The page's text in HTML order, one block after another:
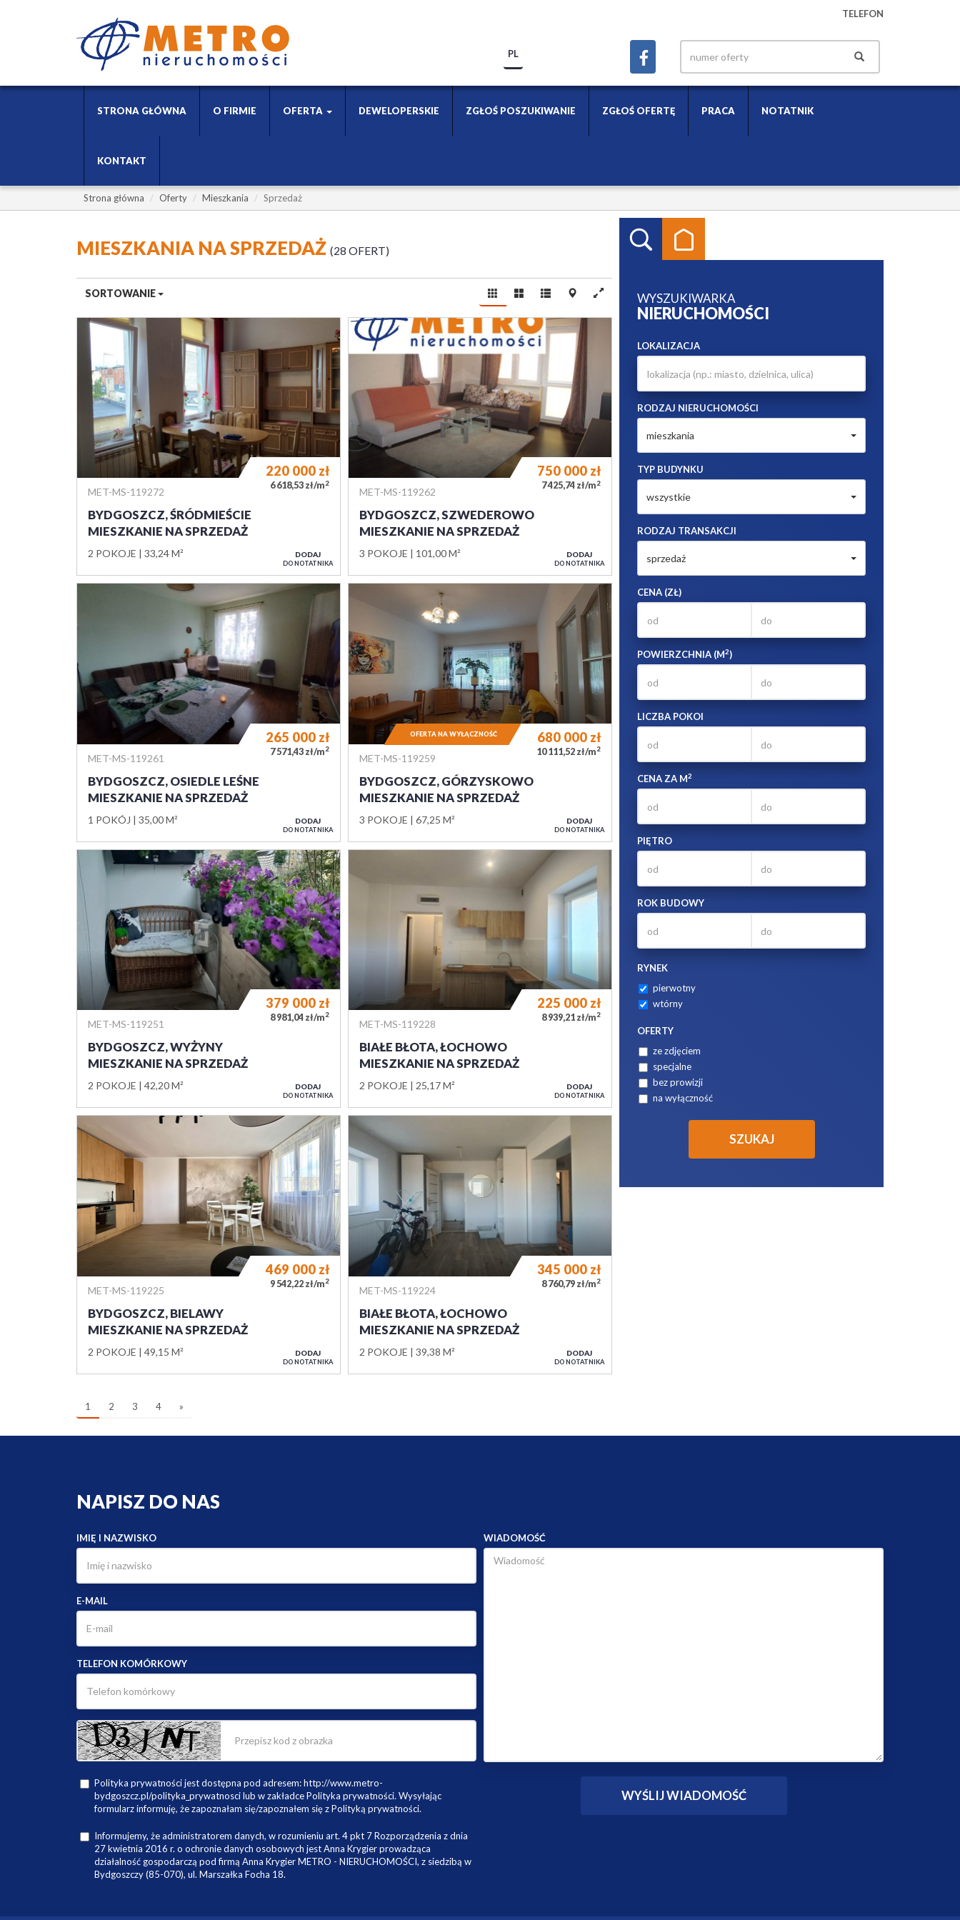
TELEFON
PL
STRONA GŁÓWNA O FIRMIE OFERTA DEWELOPERSKIE ZGŁOŚ POSZUKIWANIE ZGŁOŚ OFERTĘ PRACA NOTATNIK
KONTAKT
Strona główna Oferty Mieszkania Sprzedaż
WYSZUKIWARKA
NIERUCHOMOŚCI
LOKALIZACJA
RODZAJ NIERUCHOMOŚCI
mieszkania
TYP BUDYNKU
wszystkie
RODZAJ TRANSAKCJI
sprzedaż
CENA (ZŁ)
POWIERZCHNIA (M2)
LICZBA POKOI
CENA ZA M2
PIĘTRO
ROK BUDOWY
RYNEK
pierwotny
wtórny
OFERTY
ze zdjęciem
specjalne
bez prowizji
na wyłączność
MIESZKANIA NA SPRZEDAŻ 28 OFERT
SORTOWANIE
MET-MS-119272
BYDGOSZCZ, ŚRÓDMIEŚCIE
MIESZKANIE NA SPRZEDAŻ
2 POKOJE 33,24 M²
220 000 zł
6 618,53 zł/m2
DODAJ
DO NOTATNIKA
MET-MS-119262
BYDGOSZCZ, SZWEDEROWO
MIESZKANIE NA SPRZEDAŻ
3 POKOJE 101,00 M²
750 000 zł
7 425,74 zł/m2
DODAJ
DO NOTATNIKA
MET-MS-119261
BYDGOSZCZ, OSIEDLE LEŚNE
MIESZKANIE NA SPRZEDAŻ
1 POKÓJ 35,00 M²
265 000 zł
7 571,43 zł/m2
DODAJ
DO NOTATNIKA
MET-MS-119259
BYDGOSZCZ, GÓRZYSKOWO
MIESZKANIE NA SPRZEDAŻ
3 POKOJE 67,25 M²
680 000 zł
10 111,52 zł/m2
OFERTA NA WYŁĄCZNOŚĆ
DODAJ
DO NOTATNIKA
MET-MS-119251
BYDGOSZCZ, WYŻYNY
MIESZKANIE NA SPRZEDAŻ
2 POKOJE 42,20 M²
379 000 zł
8 981,04 zł/m2
DODAJ
DO NOTATNIKA
MET-MS-119228
BIAŁE BŁOTA, ŁOCHOWO
MIESZKANIE NA SPRZEDAŻ
2 POKOJE 25,17 M²
225 000 zł
8 939,21 zł/m2
DODAJ
DO NOTATNIKA
MET-MS-119225
BYDGOSZCZ, BIELAWY
MIESZKANIE NA SPRZEDAŻ
2 POKOJE 49,15 M²
469 000 zł
9 542,22 zł/m2
DODAJ
DO NOTATNIKA
MET-MS-119224
BIAŁE BŁOTA, ŁOCHOWO
MIESZKANIE NA SPRZEDAŻ
2 POKOJE 39,38 M²
345 000 zł
8 760,79 zł/m2
DODAJ
DO NOTATNIKA
1 2 3 4 »
NAPISZ DO NAS
IMIĘ I NAZWISKO
E-MAIL
TELEFON KOMÓRKOWY
Polityka prywatności jest dostępna pod adresem: http://www.metro-
bydgoszcz.pl/polityka_prywatnosci lub w zakładce Polityka prywatności. Wysyłając
formularz informuję, że zapoznałam się/zapoznałem się z Polityką prywatności.
Informujemy, że administratorem danych, w rozumieniu art. 4 pkt 7 Rozporządzenia z dnia
27 kwietnia 2016 r. o ochronie danych osobowych jest Anna Krygier prowadząca
działalność gospodarczą pod firmą Anna Krygier METRO - NIERUCHOMOŚCI, z siedzibą w
Bydgoszczy (85-070), ul. Marszałka Focha 18.
WIADOMOŚĆ